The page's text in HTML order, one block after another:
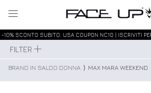
-10% SCONTO SUBITO: USA COUPON NC10 | ISCRIVITI
FILTER
BRAND IN SALDO DONNA ⟩ MAX MARA WEEKEND